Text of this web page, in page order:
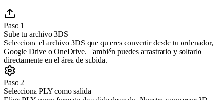
Paso 1
Sube tu archivo 3DS
Selecciona el archivo 3DS que quieres convertir desde tu ordenador,
Google Drive o OneDrive. También puedes arrastrarlo y soltarlo
directamente en el área de subida.
Paso 2
Selecciona PLY como salida